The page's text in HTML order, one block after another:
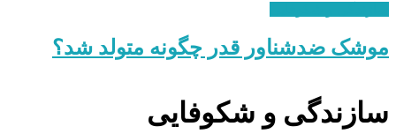
موشک ضدشناور قدر چگونه متولد شد؟
سازندگی و شکوفایی